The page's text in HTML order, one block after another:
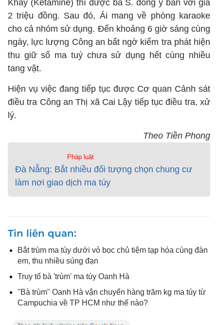
Khây (Ketamine) thì được bà S. đồng ý bán với giá
2 triệu đồng. Sau đó, Ái mang về phòng karaoke
cho cả nhóm sử dụng. Đến khoảng 6 giờ sáng cùng
ngày, lực lượng Công an bất ngờ kiểm tra phát hiện
thu giữ số ma tuý chưa sử dụng hết cùng nhiều
tang vật.
Hiện vụ việc đang tiếp tục được Cơ quan Cảnh sát
điều tra Công an Thị xã Cai Lậy tiếp tục điều tra, xử
lý.
Theo Tiền Phong
Pháp luật
Đà Nẵng: Bắt nhiều đối tượng chọn chung cư
làm nơi giao dịch ma túy
Tin liên quan
Bắt trùm ma túy dưới vỏ bọc chủ tiệm tạp hóa cùng đàn
em, thu nhiều súng đạn
Truy tố bà 'trùm' ma túy Oanh Hà
"Bà trùm" Oanh Hà vận chuyển hàng trăm kg ma túy từ
Campuchia về TP HCM như thế nào?